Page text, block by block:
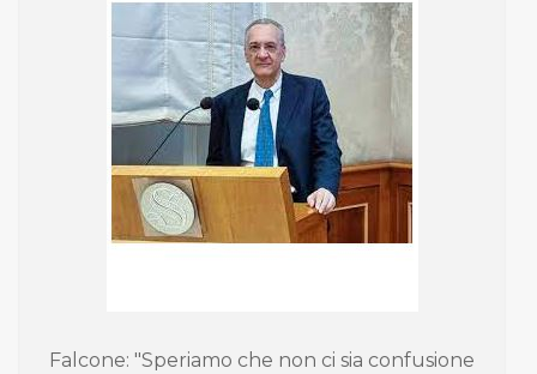
Falcone: "Speriamo che non ci sia confusione